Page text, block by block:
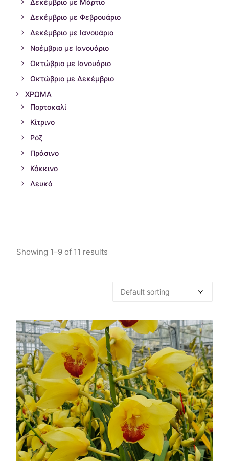
Δεκέμβριο με Μάρτιο
Δεκέμβριο με Φεβρουάριο
Δεκέμβριο με Ιανουάριο
Νοέμβριο με Ιανουάριο
Οκτώβριο με Ιανουάριο
Οκτώβριο με Δεκέμβριο
ΧΡΩΜΑ
Πορτοκαλί
Κίτρινο
Ρόζ
Πράσινο
Κόκκινο
Λευκό
Showing 1–9 of 11 results